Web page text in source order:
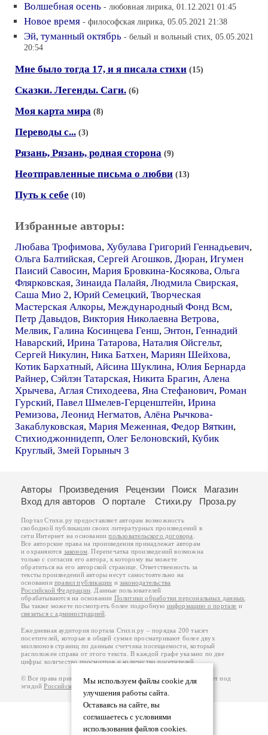
Волшебная осень - любовная лирика, 01.12.2021 01:45
Новое время - философская лирика, 05.05.2021 21:38
Эй, туманный октябрь - белый и вольный стих, 05.05.2021
20:54
Мне было тогда 17, и я писала стихи (15)
Сказки. Легенды. Саги. (6)
Моя карта мира (8)
Переводы с... (3)
Рязань, Рязань, родная сторона (9)
Неотправленные письма о любви (13)
Путь к себе (10)
Избранные авторы:
Любава Трофимова, Хубулава Григорий Геннадьевич,
Ольга Балтийская, Сергей Агошков, Дюран, Игумен
Паисий Савосин, Мария Бровкина-Косякова, Ольга
Флярковская, Зинаида Палайя, Людмила Свирская,
Саша Мио 2, Юрий Семецкий, Творческая
Мастерская Алкоры, Международный Фонд Всм,
Петр Давыдов, Виктория Николаевна Ветрова,
Мелвик, Галина Косинцева Генш, Энтон, Геннадий
Наварский, Ирина Татарова, Наталия Ойсгельт,
Сергей Никулин, Ника Батхен, Мариян Шейхова,
Котик Бархатный, Айсина Шуклина, Юлия Бернарда
Райнер, Сэйлэн Татарская, Никита Брагин, Алена
Хрычева, Аглая Стиходеева, Яна Стефанович, Роман
Гурский, Павел Шмелев-Герценштейн, Ирина
Ремизова, Леонид Негматов, Алёна Рычкова-
Закаблуковская, Мария Меженная, Федор Вяткин,
Стихиоджоннидепп, Олег Белоновский, Кубик
Круглый, Змей Горыныч 3
Мы используем файлы cookie для
улучшения работы сайта.
Оставаясь на сайте, вы
соглашаетесь с условиями
использования файлов cookies.
Авторы Произведения Рецензии Поиск
Магазин
Вход для авторов
О портале Стихи.ру Проза.ру
Портал Стихи.ру предоставляет авторам возможность
свободной публикации своих литературных произведений в
сети Интернет на основаниипользовательского договора
Все авторские права на произведения принадлежат авторам
и охраняются законом . Перепечатка произведений возможна
только с согласия его автора, к которому вы можете
обратиться на его авторской странице. Ответственность за
тексты произведений авторы несут самостоятельно на
основанииправил публикации изаконодательства
Российской Федерации . Данные пользователей
обрабатываются на основании Политики обработки персональных данных
Вы также можете посмотреть более подробную информацию о портале и
связаться с администрацией
Ежедневная аудитория портала Стихи.ру – порядка 200 тысяч
посетителей, которые в общей сумме просматривают более двух
миллионов страниц по данным счетчика посещаемости, который
расположен справа от этого текста. В каждой графе указано по две
цифры: количество просмотров и количество посетителей.
© Все права принадлежат авторам, 2000-2026. Портал работает под
эгидойРоссийского союза писателей 18+